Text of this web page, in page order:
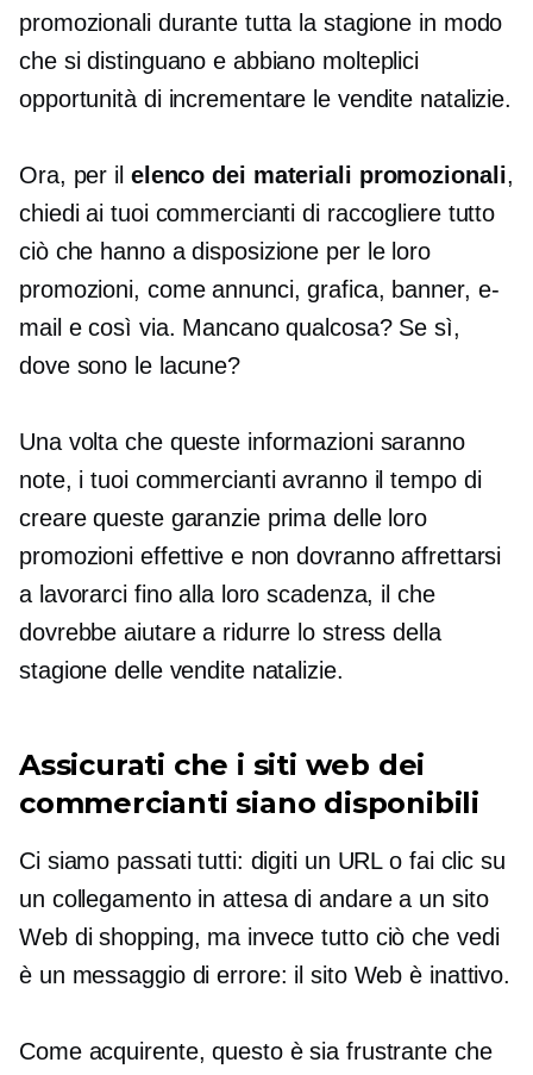
promozionali durante tutta la stagione in modo
che si distinguano e abbiano molteplici
opportunità di incrementare le vendite natalizie.
Ora, per il elenco dei materiali promozionali,
chiedi ai tuoi commercianti di raccogliere tutto
ciò che hanno a disposizione per le loro
promozioni, come annunci, grafica, banner, e-
mail e così via. Mancano qualcosa? Se sì,
dove sono le lacune?
Una volta che queste informazioni saranno
note, i tuoi commercianti avranno il tempo di
creare queste garanzie prima delle loro
promozioni effettive e non dovranno affrettarsi
a lavorarci fino alla loro scadenza, il che
dovrebbe aiutare a ridurre lo stress della
stagione delle vendite natalizie.
Assicurati che i siti web dei
commercianti siano disponibili
Ci siamo passati tutti: digiti un URL o fai clic su
un collegamento in attesa di andare a un sito
Web di shopping, ma invece tutto ciò che vedi
è un messaggio di errore: il sito Web è inattivo.
Come acquirente, questo è sia frustrante che